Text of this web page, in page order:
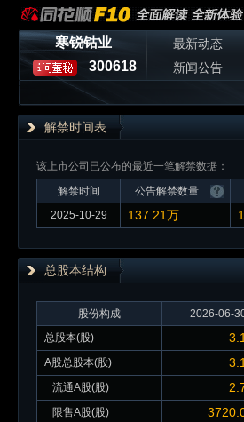
寒锐钴业
300618
最新动态
新闻公告
解禁时间表
该上市公司已公布的最近一笔解禁数据：
解禁时间
公告解禁数量
2025-10-29
137.21万
总股本结构
股份构成 2026-06-
总股本(股)
A股总股本(股)
流通A股(股)
限售A股(股)